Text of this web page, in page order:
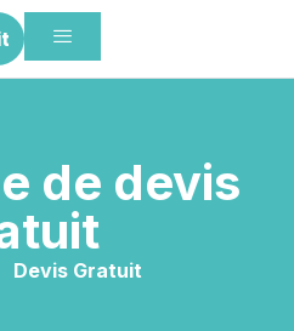
de devis
Devis Gratuit